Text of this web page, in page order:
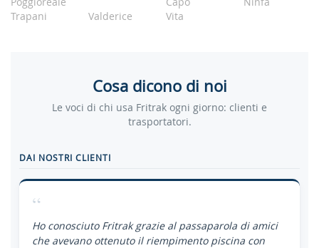
Trapani
Valderice Vita
Cosa dicono di noi
Le voci di chi usa Fritrak ogni giorno: clienti e
trasportatori.
DAI NOSTRI CLIENTI
“
Ho conosciuto Fritrak grazie al passaparola di amici
che avevano ottenuto il riempimento piscina con